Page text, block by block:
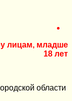
лицам, младше
18 лет
области